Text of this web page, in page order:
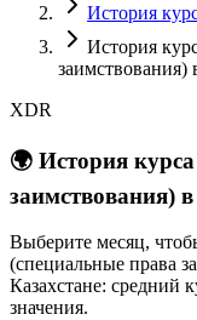
История
История
заимствования)
XDR
🌍 История
заимствования)
Выберите месяц,
(специальные права
Казахстане:
значения.